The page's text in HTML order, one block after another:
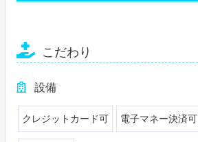
こだわり
設備
クレジットカード可 電子マネー決済可